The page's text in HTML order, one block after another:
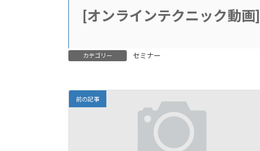
[オンラインテクニック動画]
カテゴリー セミナー
前の記事